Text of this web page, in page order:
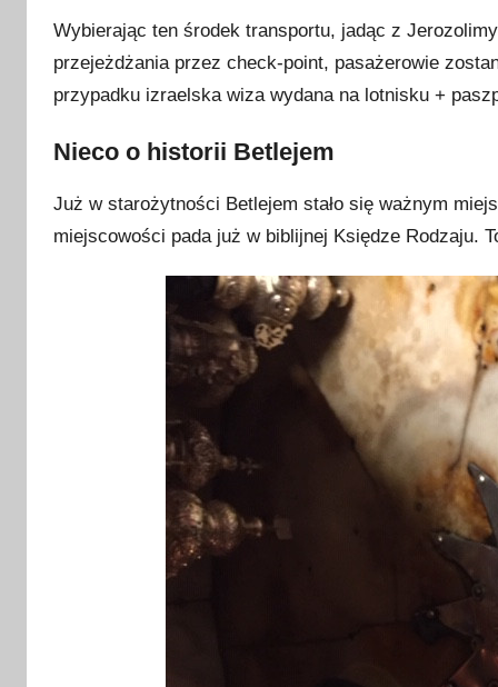
Wybierając ten środek transportu, jadąc z
przejeżdżania przez check-point, pasażerowie
przypadku izraelska wiza wydana na lotnisku +
Nieco o historii Betlejem
Już w starożytności Betlejem stało się ważnym
miejscowości pada już w biblijnej Księdze Rodzaju.